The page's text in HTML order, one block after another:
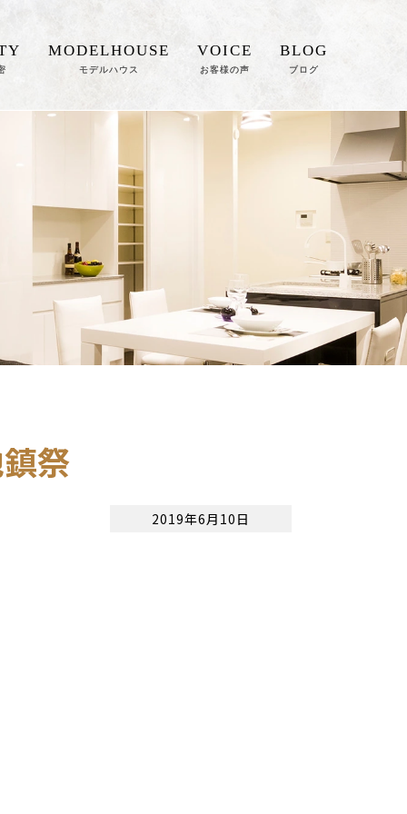
MODELHOUSE
モデルハウス
VOICE
お客様の声
BLOG
ブログ
祭
2019年6月10日